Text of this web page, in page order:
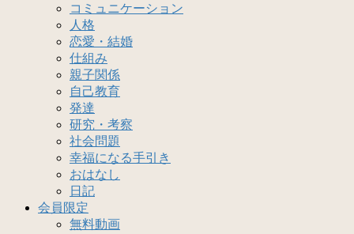
コミュニケーション
人格
恋愛・結婚
仕組み
親子関係
自己教育
発達
研究・考察
社会問題
幸福になる手引き
おはなし
日記
会員限定
無料動画